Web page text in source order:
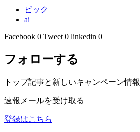
ビック
ai
Facebook 0 Tweet 0 linkedin 0
フォローする
トップ記事と新しいキャンペーン情報
速報メールを受け取る
登録はこちら